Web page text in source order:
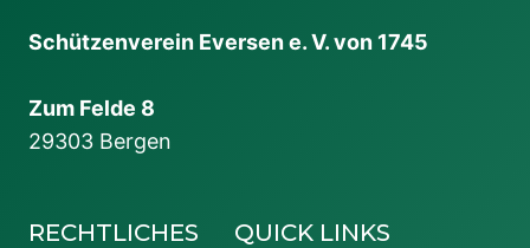
Schützenverein Eversen e. V. von 1745
Zum Felde 8
29303 Bergen
RECHTLICHES QUICK LINKS